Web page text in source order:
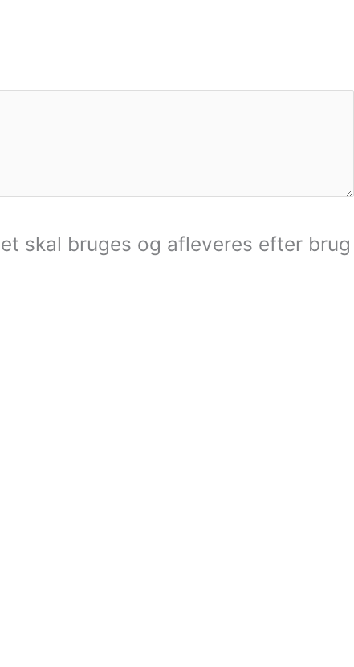
skal bruges og afleveres efter brug